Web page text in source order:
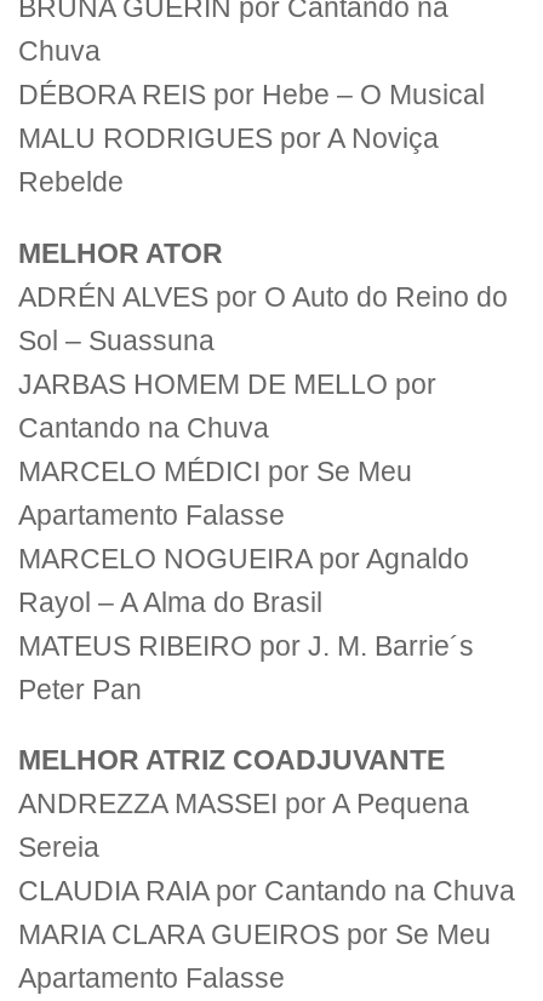
BRUNA GUERIN por Cantando na
Chuva
DÉBORA REIS por Hebe – O Musical
MALU RODRIGUES por A Noviça
Rebelde
MELHOR ATOR
ADRÉN ALVES por O Auto do Reino do
Sol – Suassuna
JARBAS HOMEM DE MELLO por
Cantando na Chuva
MARCELO MÉDICI por Se Meu
Apartamento Falasse
MARCELO NOGUEIRA por Agnaldo
Rayol – A Alma do Brasil
MATEUS RIBEIRO por J. M. Barrie´s
Peter Pan
MELHOR ATRIZ COADJUVANTE
ANDREZZA MASSEI por A Pequena
Sereia
CLAUDIA RAIA por Cantando na Chuva
MARIA CLARA GUEIROS por Se Meu
Apartamento Falasse